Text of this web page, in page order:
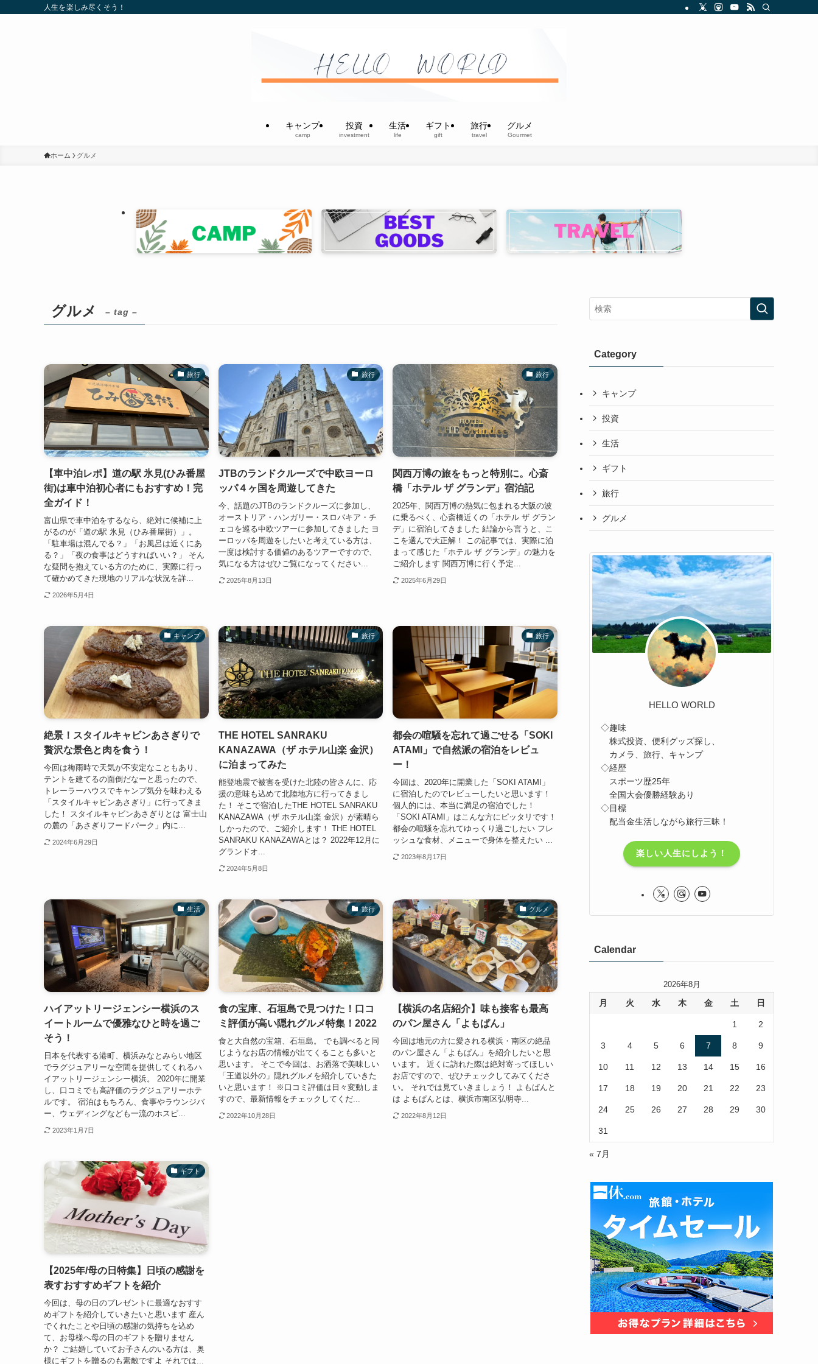
人生を楽しみ尽くそう！
キャンプ
camp
投資
investment
生活
life
ギフト
gift
旅行
travel
グルメ
Gourmet
ホーム グルメ
グルメ – tag –
旅行
【車中泊レポ】道の駅 氷見(ひみ番屋
街)は車中泊初心者にもおすすめ！完
全ガイド！
富山県で車中泊をするなら、絶対に候補に上
がるのが「道の駅 氷見（ひみ番屋街）」。
「駐車場は混んでる？」「お風呂は近くにあ
る？」「夜の食事はどうすればいい？」 そん
な疑問を抱えている方のために、実際に行っ
て確かめてきた現地のリアルな状況を詳...
2026年5月4日
旅行
JTBのランドクルーズで中欧ヨーロ
ッパ４ヶ国を周遊してきた
今、話題のJTBのランドクルーズに参加し、
オーストリア・ハンガリー・スロバキア・チ
ェコを巡る中欧ツアーに参加してきました ヨ
ーロッパを周遊をしたいと考えている方は、
一度は検討する価値のあるツアーですので、
気になる方はぜひご覧になってください...
2025年8月13日
旅行
関西万博の旅をもっと特別に。心斎
橋「ホテル ザ グランデ」宿泊記
2025年、関西万博の熱気に包まれる大阪の波
に乗るべく、心斎橋近くの「ホテル ザ グラン
デ」に宿泊してきました 結論から言うと、こ
こを選んで大正解！ この記事では、実際に泊
まって感じた「ホテル ザ グランデ」の魅力を
ご紹介します 関西万博に行く予定...
2025年6月29日
キャンプ
絶景！スタイルキャビンあさぎりで
贅沢な景色と肉を食う！
今回は梅雨時で天気が不安定なこともあり、
テントを建てるの面倒だなーと思ったので、
トレーラーハウスでキャンプ気分を味わえる
「スタイルキャビンあさぎり」に行ってきま
した！ スタイルキャビンあさぎりとは 富士山
の麓の「あさぎりフードパーク」内に...
2024年6月29日
旅行
THE HOTEL SANRAKU
KANAZAWA（ザ ホテル山楽 金沢）
に泊まってみた
能登地震で被害を受けた北陸の皆さんに、応
援の意味も込めて北陸地方に行ってきまし
た！ そこで宿泊したTHE HOTEL SANRAKU
KANAZAWA（ザ ホテル山楽 金沢）が素晴ら
しかったので、ご紹介します！ THE HOTEL
SANRAKU KANAZAWAとは？ 2022年12月に
グランドオ...
2024年5月8日
旅行
都会の喧騒を忘れて過ごせる「SOKI
ATAMI」で自然派の宿泊をレビュ
ー！
今回は、2020年に開業した「SOKI ATAMI」
に宿泊したのでレビューしたいと思います！
個人的には、本当に満足の宿泊でした！
「SOKI ATAMI」はこんな方にピッタリです！
都会の喧騒を忘れてゆっくり過ごしたい フレ
ッシュな食材、メニューで身体を整えたい ...
2023年8月17日
生活
ハイアットリージェンシー横浜のス
イートルームで優雅なひと時を過ご
そう！
日本を代表する港町、横浜みなとみらい地区
でラグジュアリーな空間を提供してくれるハ
イアットリージェンシー横浜。 2020年に開業
し、口コミでも高評価のラグジュアリーホテ
ルです。 宿泊はもちろん、食事やラウンジバ
ー、ウェディングなども一流のホスピ...
2023年1月7日
旅行
食の宝庫、石垣島で見つけた！口コ
ミ評価が高い隠れグルメ特集！2022
食と大自然の宝箱、石垣島。 でも調べると同
じようなお店の情報が出てくることも多いと
思います。 そこで今回は、お洒落で美味しい
「王道以外の」隠れグルメを紹介していきた
いと思います！ ※口コミ評価は日々変動しま
すので、最新情報をチェックしてくだ...
2022年10月28日
グルメ
【横浜の名店紹介】味も接客も最高
のパン屋さん「よもぱん」
今回は地元の方に愛される横浜・南区の絶品
のパン屋さん「よもぱん」を紹介したいと思
います。 近くに訪れた際は絶対寄ってほしい
お店ですので、ぜひチェックしてみてくださ
い。 それでは見ていきましょう！ よもぱんと
は よもぱんとは、横浜市南区弘明寺...
2022年8月12日
ギフト
【2025年/母の日特集】日頃の感謝を
表すおすすめギフトを紹介
今回は、母の日のプレゼントに最適なおすす
めギフトを紹介していきたいと思います 産ん
でくれたことや日頃の感謝の気持ちを込め
て、お母様へ母の日のギフトを贈りません
か？ ご結婚していてお子さんのいる方は、奥
様にギフトを贈るのも素敵ですよ それでは...
Category
キャンプ
投資
生活
ギフト
旅行
グルメ
HELLO WORLD
◇趣味
株式投資、便利グッズ探し、
カメラ、旅行、キャンプ
◇経歴
スポーツ歴25年
全国大会優勝経験あり
◇目標
配当金生活しながら旅行三昧！
楽しい人生にしよう！
Calendar
2026年8月
月 火 水 木 金 土 日
1 2
3 4 5 6 7 8 9
10 11 12 13 14 15 16
17 18 19 20 21 22 23
24 25 26 27 28 29 30
31
« 7月